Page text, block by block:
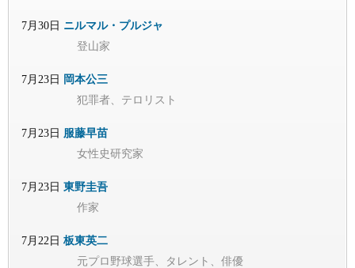
7月30日 ニルマル・プルジャ
登山家
7月23日 岡本公三
犯罪者、テロリスト
7月23日 服藤早苗
女性史研究家
7月23日 東野圭吾
作家
7月22日 板東英二
元プロ野球選手、タレント、俳優